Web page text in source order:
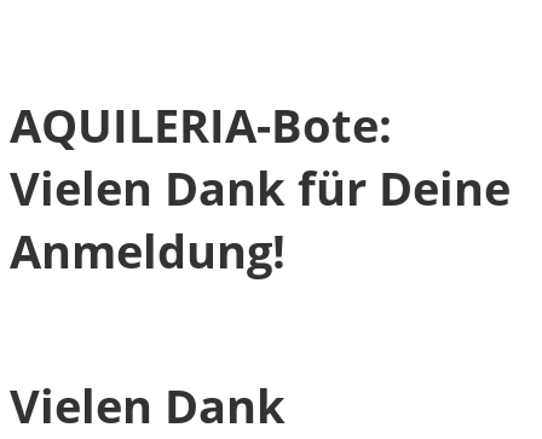
AQUILERIA-Bote:
Vielen Dank für Deine
Anmeldung!
Vielen Dank